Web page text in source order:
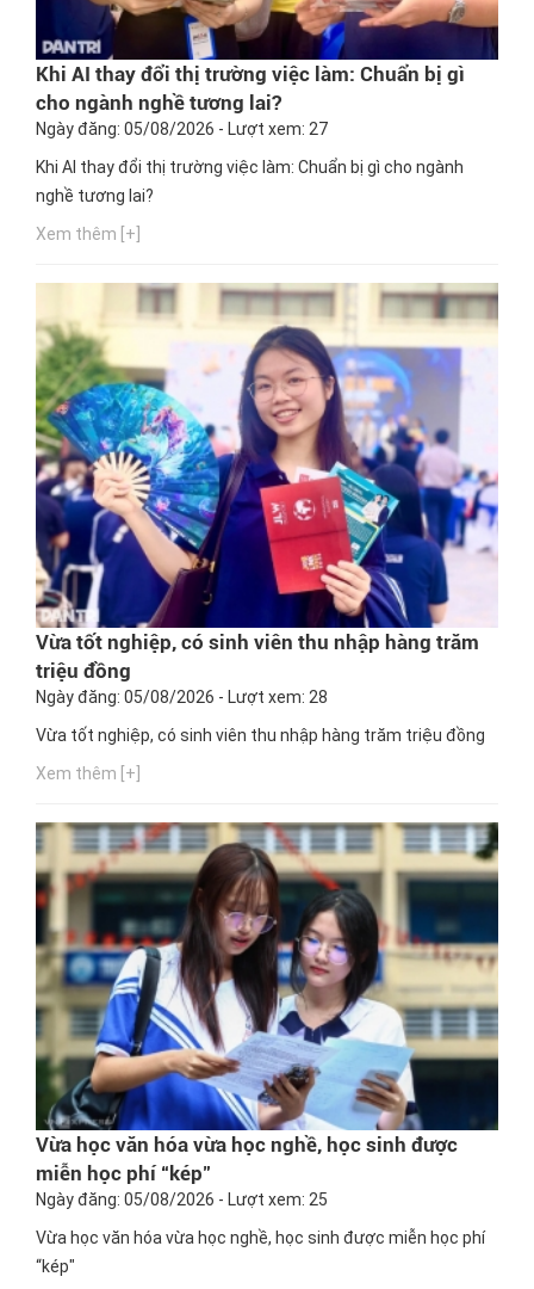
Khi AI thay đổi thị trường việc làm: Chuẩn bị gì
cho ngành nghề tương lai?
Ngày đăng: 05/08/2026 - Lượt xem: 27
Khi AI thay đổi thị trường việc làm: Chuẩn bị gì cho ngành
nghề tương lai?
Xem thêm [+]
Vừa tốt nghiệp, có sinh viên thu nhập hàng trăm
triệu đồng
Ngày đăng: 05/08/2026 - Lượt xem: 28
Vừa tốt nghiệp, có sinh viên thu nhập hàng trăm triệu đồng
Xem thêm [+]
Vừa học văn hóa vừa học nghề, học sinh được
miễn học phí “kép"
Ngày đăng: 05/08/2026 - Lượt xem: 25
Vừa học văn hóa vừa học nghề, học sinh được miễn học phí
“kép"